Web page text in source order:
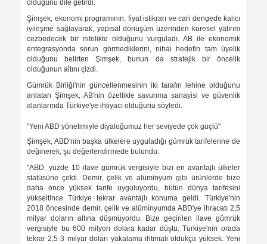
olduğunu dile getirdi.
Şimşek, ekonomi programının, fiyat istikrarı ve cari dengede kalıcı
iyileşme sağlayarak, yapısal dönüşüm üzerinden küresel yatırım
cezbedecek bir nitelikte olduğunu vurguladı. AB ile ekonomik
entegrasyonda sorun görmediklerini, nihai hedefin tam üyelik
olduğunu belirten Şimşek, bunun da stratejik bir öncelik
olduğunun altını çizdi.
Gümrük Birliği'nin güncellenmesinin iki tarafın lehine olduğunu
anlatan Şimşek, AB'nin özellikle savunma sanayisi ve güvenlik
alanlarında Türkiye'ye ihtiyacı olduğunu söyledi.
⁠"Yeni ABD yönetimiyle diyaloğumuz her seviyede çok güçlü"
Şimşek, ABD'nin başka ülkelere uyguladığı gümrük tarifelerine de
değinerek, şu değerlendirmede bulundu:
"ABD, yüzde 10 ilave gümrük vergisiyle bizi en avantajlı ülkeler
statüsüne çekti. Demir, çelik ve alüminyum gibi ürünlerde bize
daha önce yüksek tarife uyguluyordu, bütün dünya tarifesini
yükseltince Türkiye tekrar avantajlı konuma geldi. Türkiye'nin
2018 öncesinde demir, çelik ve alüminyumda ABD'ye ihracatı 2,5
milyar doların altına düşmüyordu. Bize geçirilen ilave gümrük
vergisiyle bu 600 milyon dolara kadar düştü. Türkiye'nin orada
tekrar 2,5-3 milyar doları yakalama ihtimali oldukça yüksek. Yeni